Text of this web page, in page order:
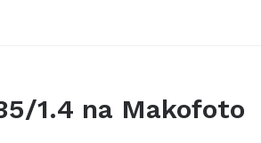
1.4 na Makofoto